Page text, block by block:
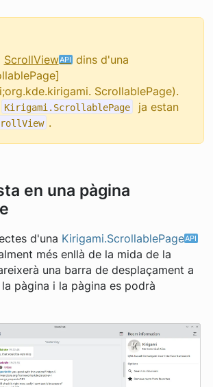
ScrollView
dins d'una
ScrollablePage).
Kirigami.ScrollablePage
ja estan
.
en una pàgina
d'una Kirigami.ScrollablePage
més enllà de la mida de la
una barra de desplaçament a
pàgina i la pàgina es podrà